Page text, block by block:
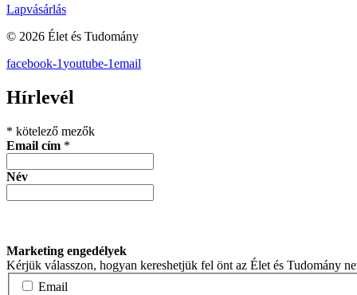
Lapvásárlás
© 2026 Élet és Tudomány
facebook-1youtube-1email
Hírlevél
* kötelező mezők
Email cím *
Név
Marketing engedélyek
Kérjük válasszon, hogyan kereshetjük fel önt az Élet és Tudomány
Email